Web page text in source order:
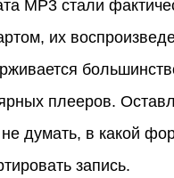
MP3 стали
их
плееров.
думать, в какой
запись.